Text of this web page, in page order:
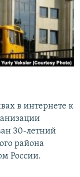
в интернете к
30-летний
района
России.